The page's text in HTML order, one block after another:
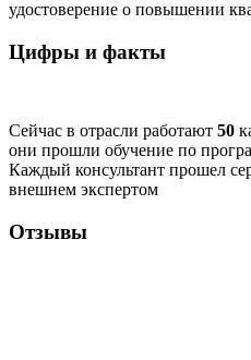
удостоверение о повышении
Цифры и факты
Сейчас в отрасли работают 50
они прошли обучение по
Каждый консультант прошел
внешнем экспертом
Отзывы